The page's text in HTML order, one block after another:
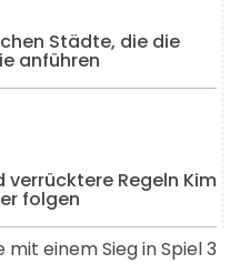
Städte, die die
anführen
Regeln Kim
folgen